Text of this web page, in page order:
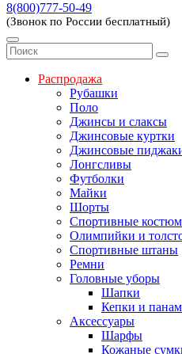
8(800)777-50-49
(Звонок по России бесплатный)
Распродажа
Рубашки
Поло
Джинсы и слаксы
Джинсовые куртки
Джинсовые
Лонгсливы
Футболки
Майки
Шорты
Спортивные
Олимпийки и
Спортивные штаны
Ремни
Головные уборы
Шапки
Кепки и
Аксессуары
Шарфы
Кожаные